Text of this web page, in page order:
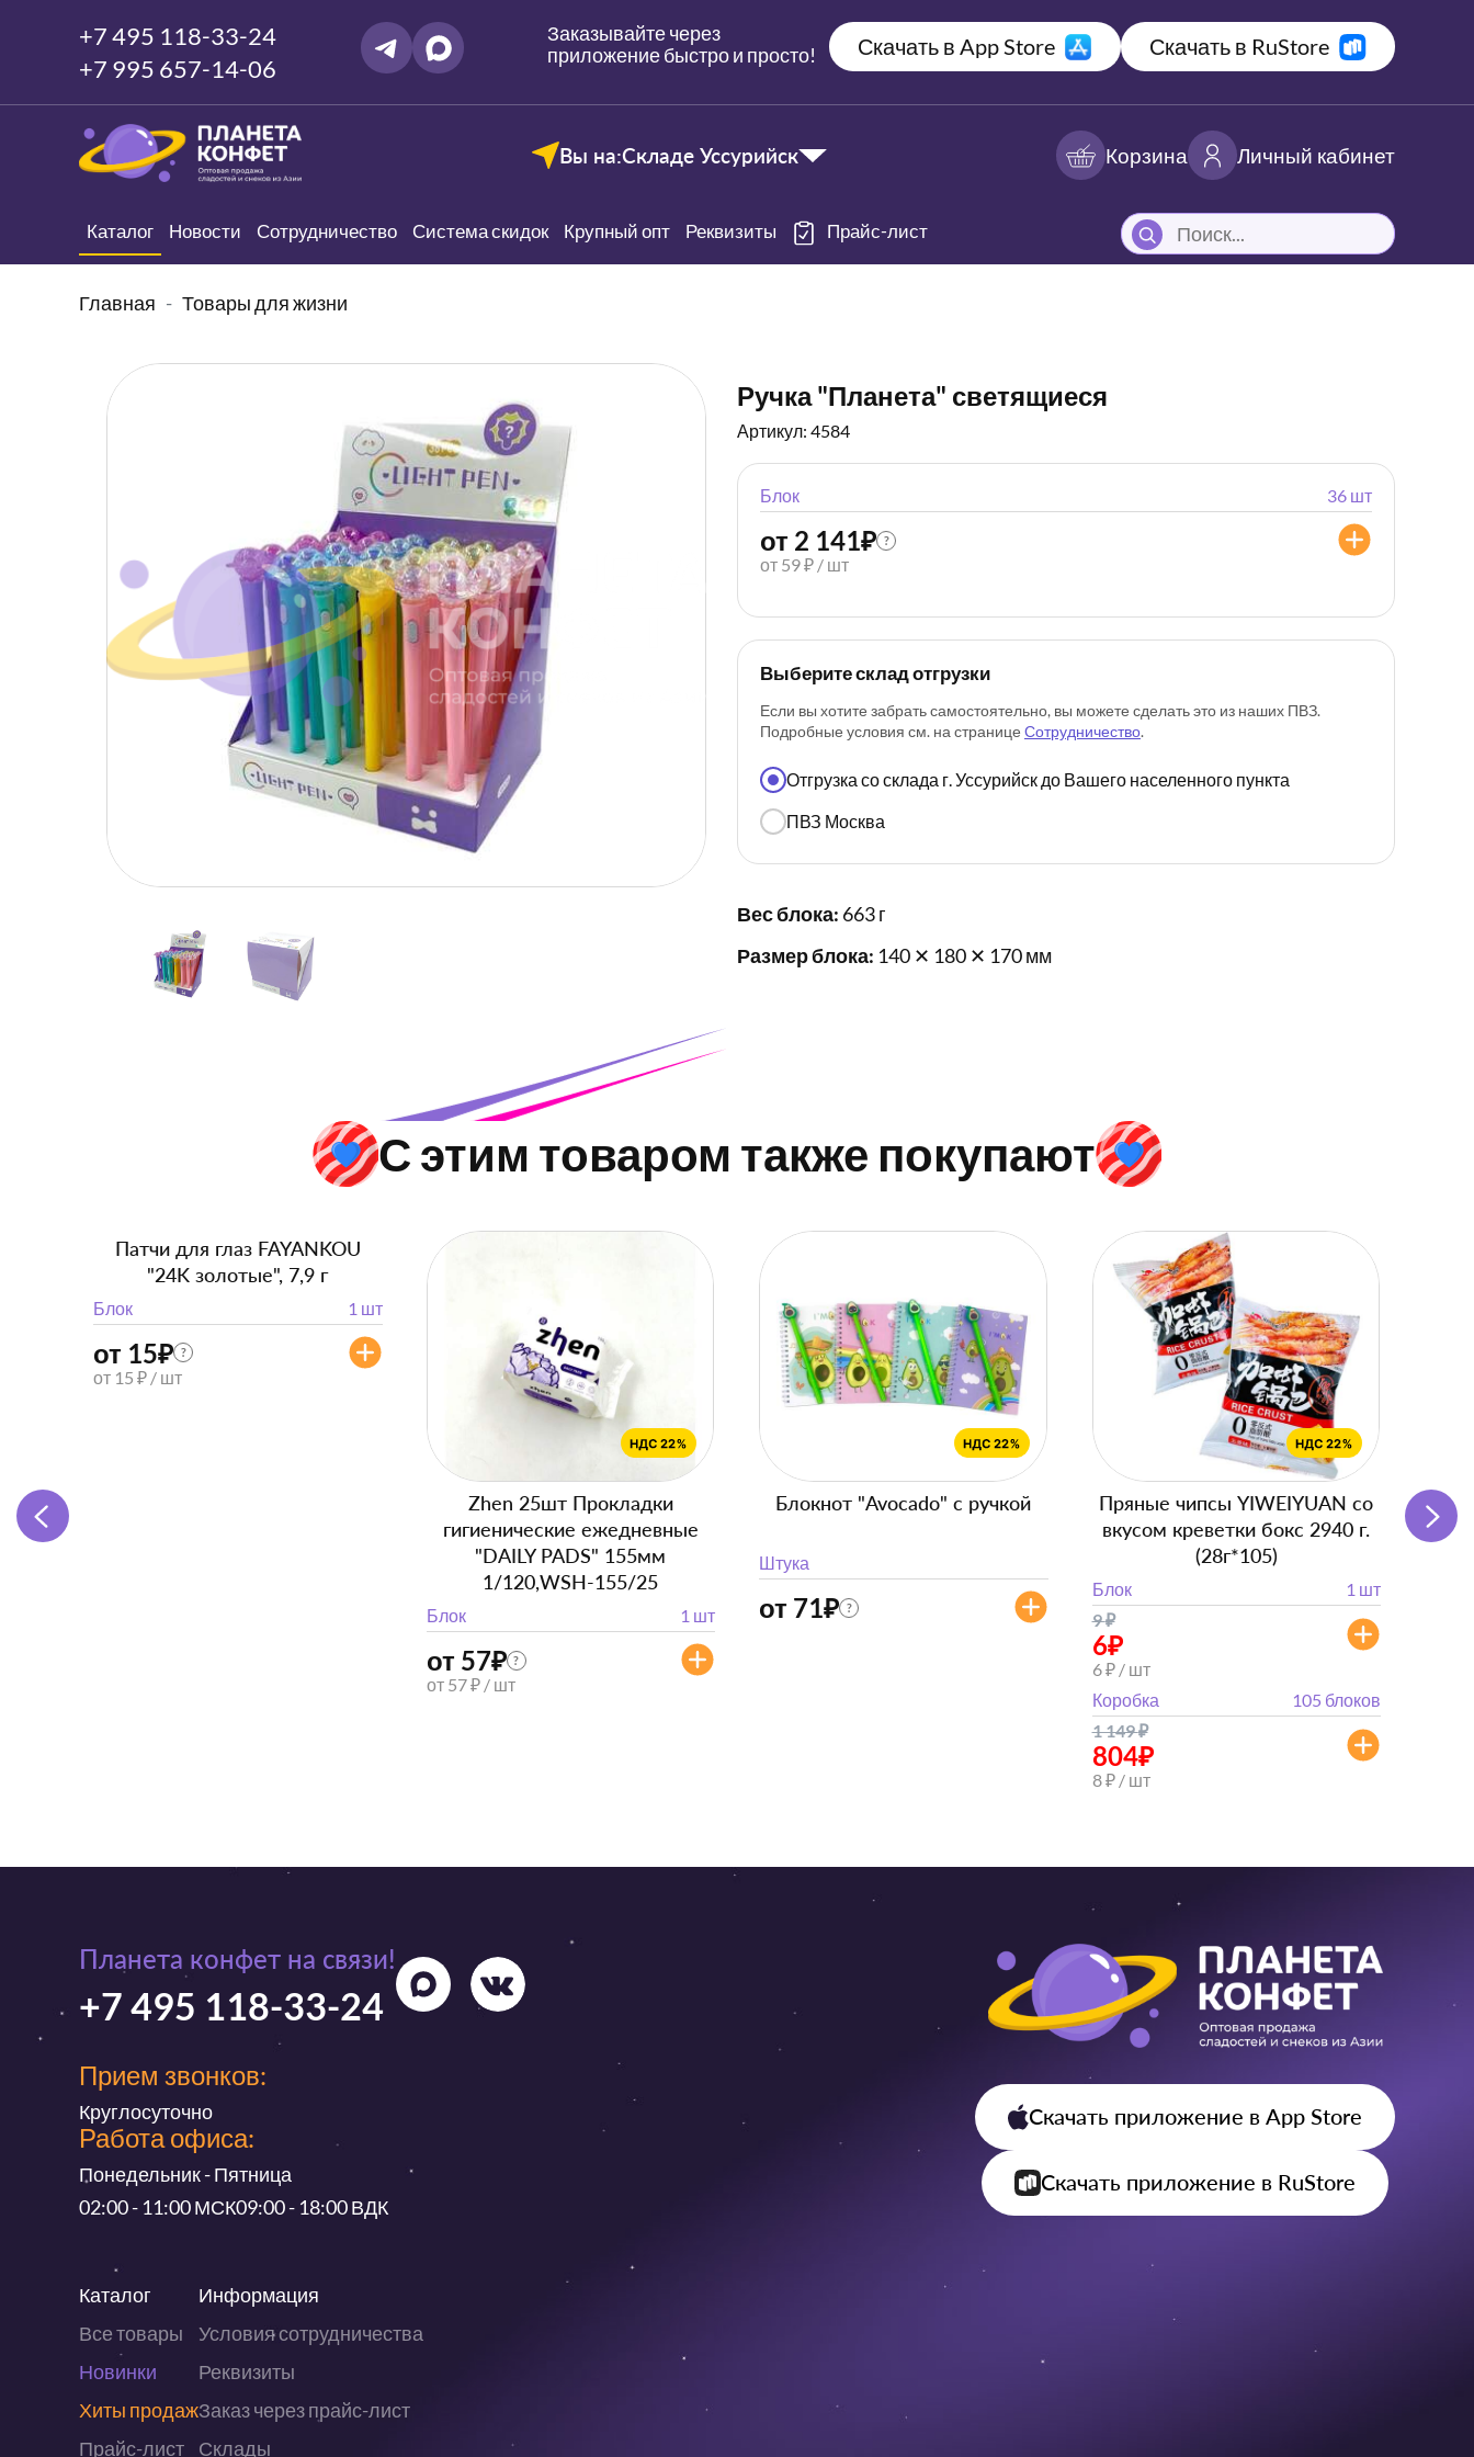
+7 495 118-33-24
+7 995 657-14-06
Заказывайте через
приложение быстро и просто!
Скачать в App Store Скачать в RuStore
Вы на:Складе Уссурийск Корзина Личный кабинет
Каталог Новости Сотрудничество Система скидок Крупный опт Реквизиты Прайс-лист
Главная Товары для жизни
Ручка "Планета" светящиеся
Артикул: 4584
Блок 36 шт
от 2 141₽ ?
от 59 ₽ / шт
Выберите склад отгрузки
Если вы хотите забрать самостоятельно, вы можете сделать это из наших ПВЗ.
Подробные условия см. на странице Сотрудничество.
Отгрузка со склада г. Уссурийск до Вашего населенного пункта
ПВЗ Москва
Вес блока: 663 г
Размер блока: 140 ✕ 180 ✕ 170 мм
С этим товаром также покупают
Патчи для глаз FAYANKOU
"24K золотые", 7,9 г
Блок 1 шт
от 15₽ ?
от 15 ₽ / шт
Zhen 25шт Прокладки
гигиенические ежедневные
"DAILY PADS" 155мм
1/120,WSH-155/25
Блок 1 шт
от 57₽ ?
от 57 ₽ / шт
Блокнот "Avocado" с ручкой
Штука
от 71₽ ?
Пряные чипсы YIWEIYUAN со
вкусом креветки бокс 2940 г.
(28г*105)
Блок
1 шт
9₽
6₽
6 ₽ / шт
Коробка
105 блоков
1 149₽
804₽
8 ₽ / шт
Планета конфет на связи!
+7 495 118-33-24
Прием звонков:
Круглосуточно
Работа офиса:
Понедельник - Пятница
02:00 - 11:00 МСК09:00 - 18:00 ВДК
Каталог
Все товары
Новинки
Хиты продаж
Прайс-лист
Информация
Условия сотрудничества
Реквизиты
Заказ через прайс-лист
Склады
Скачать приложение в App Store
Скачать приложение в RuStore